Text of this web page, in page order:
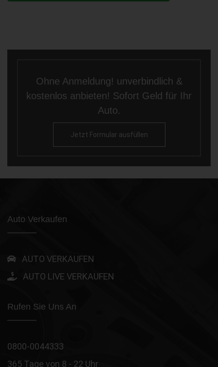
Ohne Anmeldung! unverbindlich &
kostenlos anbieten! Sofort Geld für Ihr
Auto.
Jetzt Formular ausfüllen
Auto Verkaufen
AUTO VERKAUFEN
AUTO LIVE VERKAUFEN
Rufen Sie Uns An
0800-0044333
365 Tage von 8 - 22 Uhr